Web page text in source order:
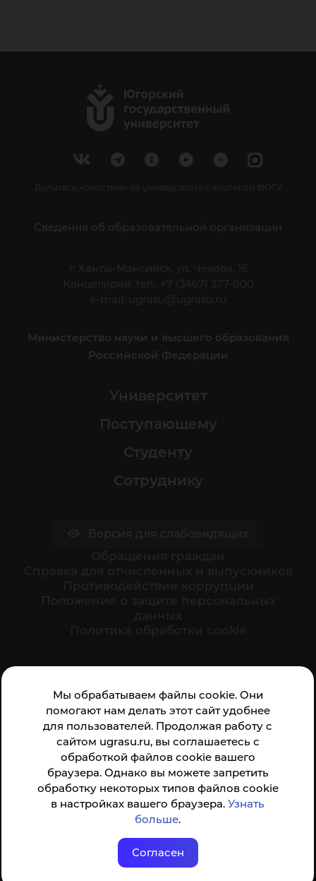
Мы обрабатываем файлы cookie. Они
помогают нам делать этот сайт удобнее
для пользователей. Продолжая работу с
сайтом ugrasu.ru, вы соглашаетесь с
обработкой файлов cookie вашего
браузера. Однако вы можете запретить
обработку некоторых типов файлов cookie
в настройках вашего браузера.Узнать
больше.
Согласен
Делитесь новостями об университете с хештегом #ЮГУ
Сведения об образовательной организации
г. Ханты-Мансийск, ул. Чехова, 16
Канцелярия: тел.: +7 (3467) 377-000
e-mail:
ugrasu@ugrasu.ru
Министерство науки и высшего образования
Российской Федерации
Университет
Поступающему
Студенту
Сотруднику
организации:
Анкета доступна по QR-коду, а так же по прямой
ссылке
© ФГБОУ ВО ЮГУ 2001–2026